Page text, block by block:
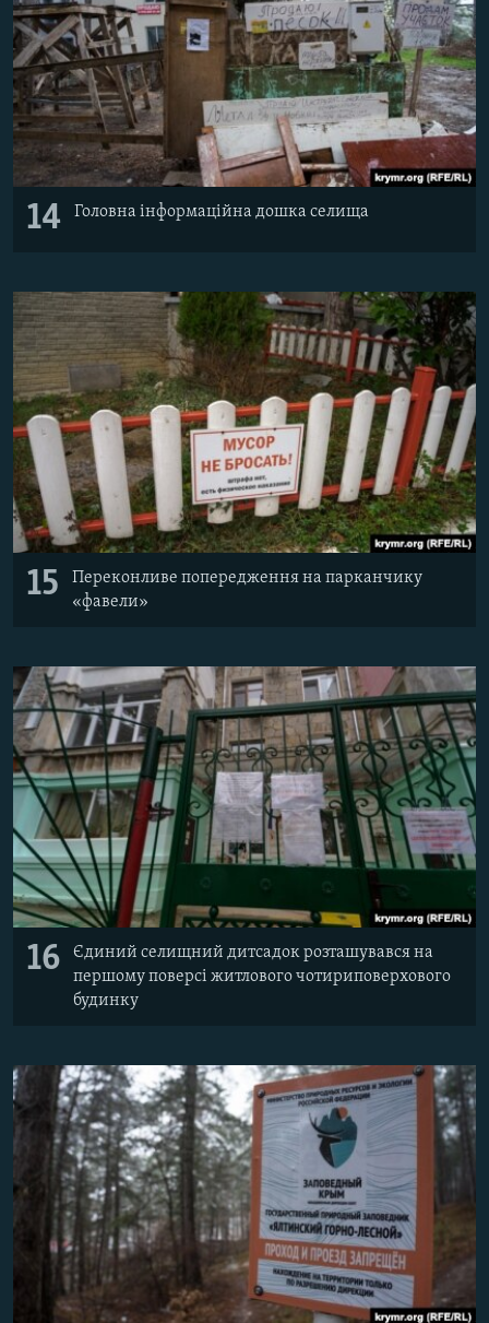
14 Головна інформаційна дошка селища
15
Переконливе попередження на парканчику
«фавели»
16
Єдиний селищний дитсадок розташувався на
першому поверсі житлового чотириповерхового
будинку